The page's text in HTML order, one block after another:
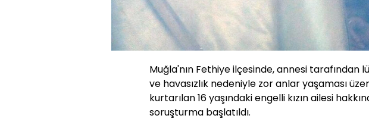
Muğla'nın Fethiye ilçesinde, annesi tarafından
ve havasızlık nedeniyle zor anlar yaşaması
kurtarılan 16 yaşındaki engelli kızın ailesi
soruşturma başlatıldı.